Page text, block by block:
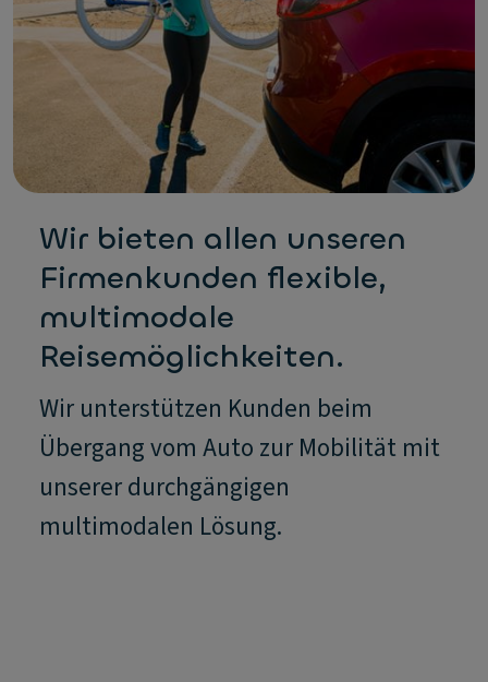
Wir bieten allen unseren
Firmenkunden flexible,
multimodale
Reisemöglichkeiten.
Wir unterstützen Kunden beim
Übergang vom Auto zur Mobilität mit
unserer durchgängigen
multimodalen Lösung.